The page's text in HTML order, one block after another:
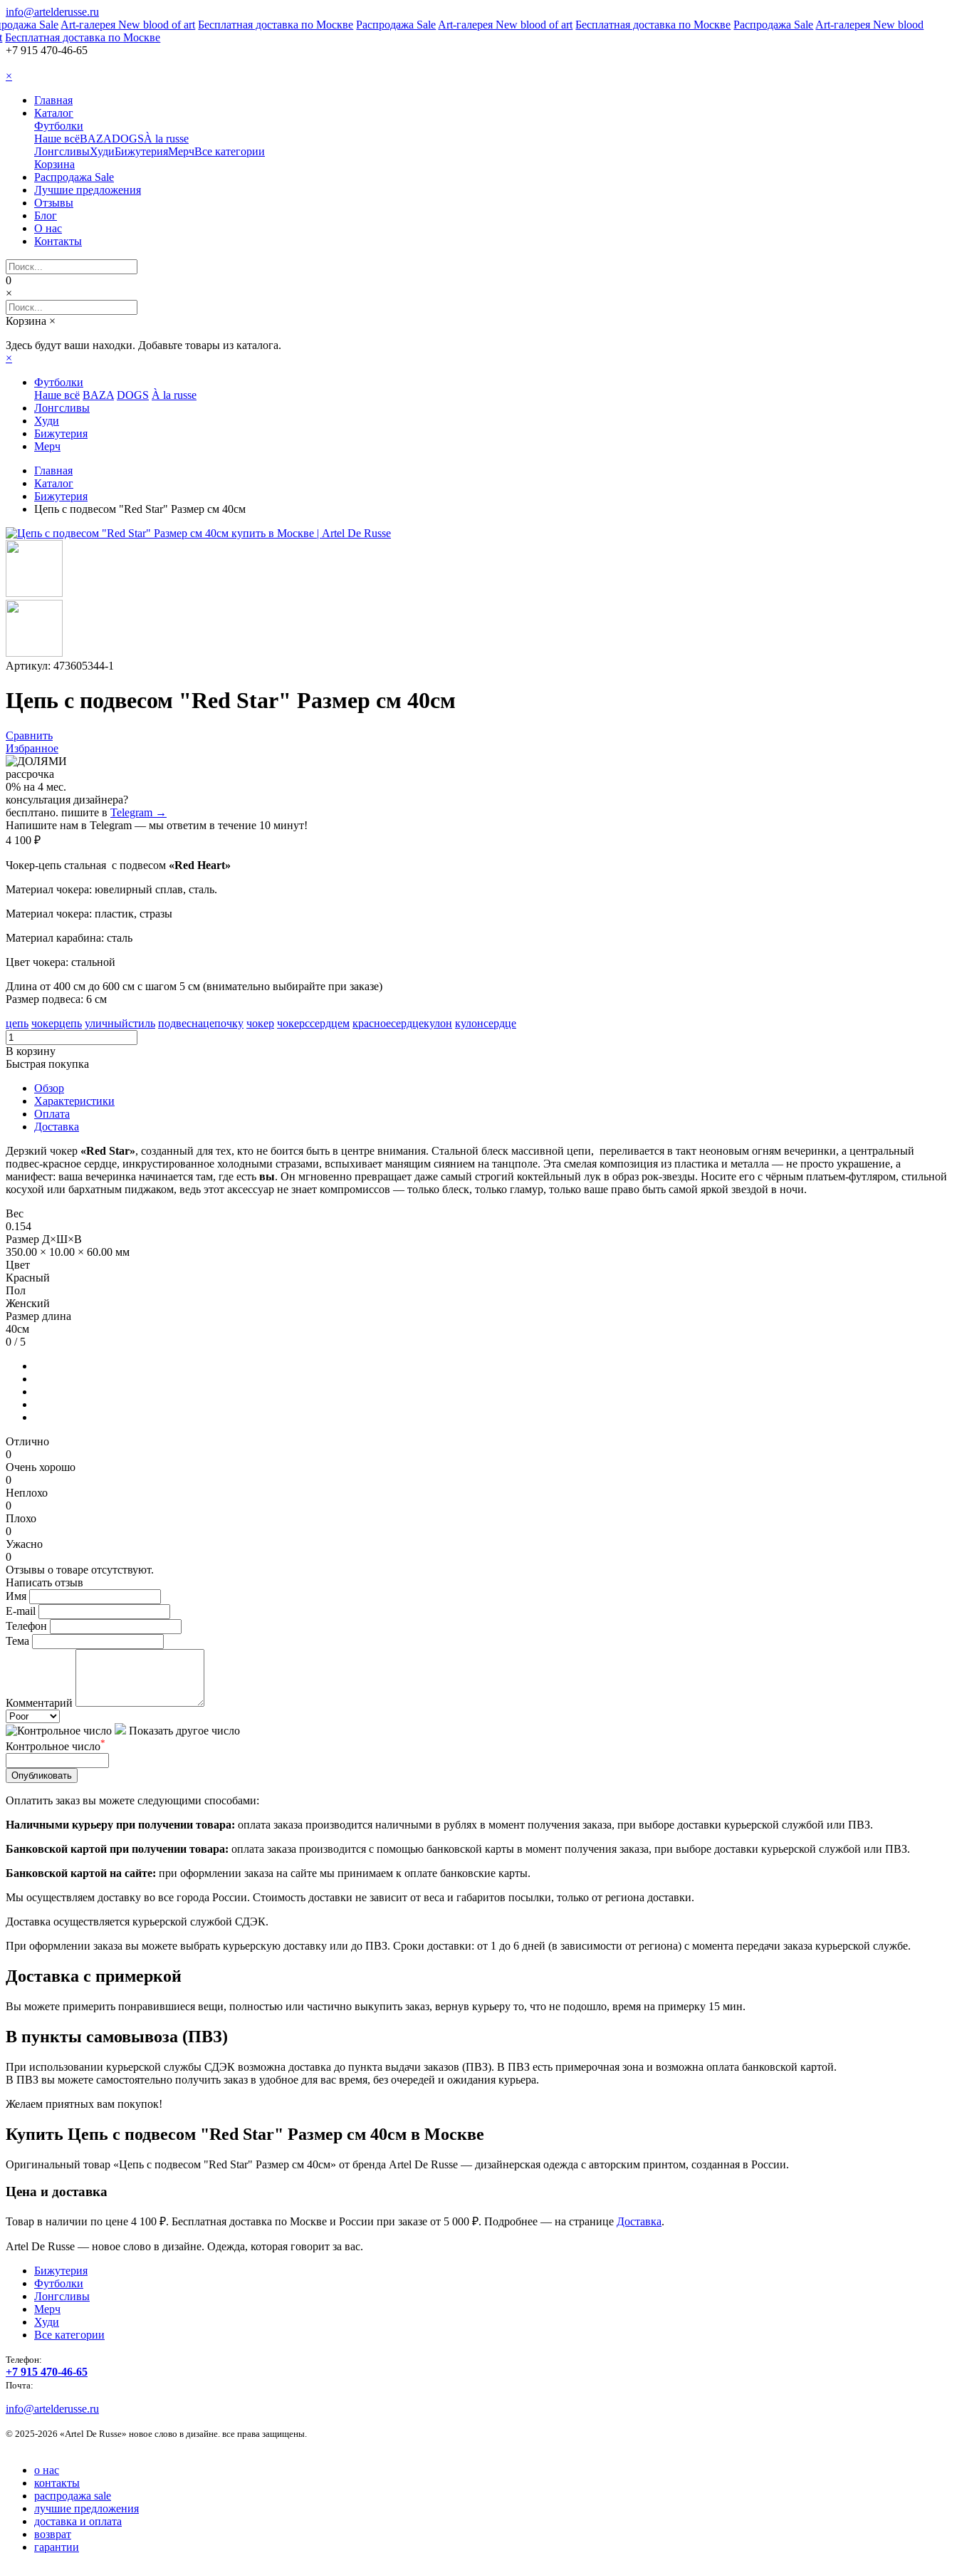
info@artelderusse.ru
SaleArt-галерея New blood of art Бесплатная доставка по Москве Распродажа SaleArt-галерея New blood of art Бесплатная доставка по Москве Распродажа SaleArt-галерея New blood
доставка по Москве
+7 915 470-46-65
×
Главная
Каталог
Футболки
Наше всёBAZADOGSÀ la russe
ЛонгсливыХудиБижутерияМерчВсе категории
Корзина
Распродажа Sale
Лучшие предложения
Отзывы
Блог
О нас
Контакты
0
×
Корзина ×
Здесь будут ваши находки. Добавьте товары из каталога.
×
Футболки
Наше всё BAZA DOGS À la russe
Лонгсливы
Худи
Бижутерия
Мерч
Главная
Каталог
Бижутерия
Цепь с подвесом "Red Star" Размер см 40см
Артикул: 473605344-1
Цепь с подвесом "Red Star" Размер см 40см
Сравнить
Избранное
рассрочка
0% на 4 мес.
консультация дизайнера?
бесплтано. пишите в Telegram →
Напишите нам в Telegram — мы ответим в течение 10 минут!
4 100 ₽
Чокер-цепь стальная с подвесом «Red Heart»
Материал чокера: ювелирный сплав, сталь.
Материал чокера: пластик, стразы
Материал карабина: сталь
Цвет чокера: стальной
Длина от 400 см до 600 см c шагом 5 см (внимательно выбирайте при заказе)
Размер подвеса: 6 см
цепь чокерцепь уличныйстиль подвеснацепочку чокер чокерссердцем красноесердцекулон кулонсердце
В корзину
Быстрая покупка
Обзор
Характеристики
Оплата
Доставка
Дерзкий чокер «Red Star», созданный для тех, кто не боится быть в центре внимания. Стальной блеск массивной цепи, переливается в такт неоновым огням вечеринки, а центральный
подвес-красное сердце, инкрустированное холодными стразами, вспыхивает манящим сиянием на танцполе. Эта смелая композиция из пластика и металла — не просто украшение, а
манифест: ваша вечеринка начинается там, где есть вы. Он мгновенно превращает даже самый строгий коктейльный лук в образ рок-звезды. Носите его с чёрным платьем-футляром, стильной
косухой или бархатным пиджаком, ведь этот аксессуар не знает компромиссов — только блеск, только гламур, только ваше право быть самой яркой звездой в ночи.
Вес
0.154
Размер Д×Ш×В
350.00 × 10.00 × 60.00 мм
Цвет
Красный
Пол
Женский
Размер длина
40см
0 / 5
Отлично
0
Очень хорошо
0
Неплохо
0
Плохо
0
Ужасно
0
Отзывы о товаре отсутствуют.
Написать отзыв
Имя
E-mail
Телефон
Тема
Комментарий
Показать другое число
Контрольное число*
Опубликовать
Оплатить заказ вы можете следующими способами:
Наличными курьеру при получении товара: оплата заказа производится наличными в рублях в момент получения заказа, при выборе доставки курьерской службой или ПВЗ.
Банковской картой при получении товара: оплата заказа производится с помощью банковской карты в момент получения заказа, при выборе доставки курьерской службой или ПВЗ.
Банковской картой на сайте: при оформлении заказа на сайте мы принимаем к оплате банковские карты.
Мы осуществляем доставку во все города России. Стоимость доставки не зависит от веса и габаритов посылки, только от региона доставки.
Доставка осуществляется курьерской службой СДЭК.
При оформлении заказа вы можете выбрать курьерскую доставку или до ПВЗ. Сроки доставки: от 1 до 6 дней (в зависимости от региона) с момента передачи заказа курьерской службе.
Доставка с примеркой
Вы можете примерить понравившиеся вещи, полностью или частично выкупить заказ, вернув курьеру то, что не подошло, время на примерку 15 мин.
В пункты самовывоза (ПВЗ)
При использовании курьерской службы СДЭК возможна доставка до пункта выдачи заказов (ПВЗ). В ПВЗ есть примерочная зона и возможна оплата банковской картой.
В ПВЗ вы можете самостоятельно получить заказ в удобное для вас время, без очередей и ожидания курьера.
Желаем приятных вам покупок!
Купить Цепь с подвесом "Red Star" Размер см 40см в Москве
Оригинальный товар «Цепь с подвесом "Red Star" Размер см 40см» от бренда Artel De Russe — дизайнерская одежда с авторским принтом, созданная в России.
Цена и доставка
Товар в наличии по цене 4 100 ₽. Бесплатная доставка по Москве и России при заказе от 5 000 ₽. Подробнее — на странице Доставка.
Artel De Russe — новое слово в дизайне. Одежда, которая говорит за вас.
Бижутерия
Футболки
Лонгсливы
Мерч
Худи
Все категории
Телефон:
+7 915 470-46-65
Почта:
info@artelderusse.ru
© 2025-2026 «Artel De Russe» новое слово в дизайне. все права защищены.
о нас
контакты
распродажа sale
лучшие предложения
доставка и оплата
возврат
гарантии